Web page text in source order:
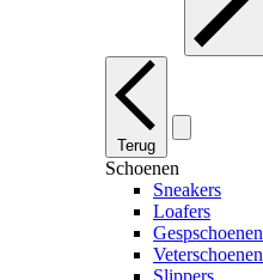
Terug
Schoenen
Sneakers
Loafers
Gespschoenen
Veterschoenen